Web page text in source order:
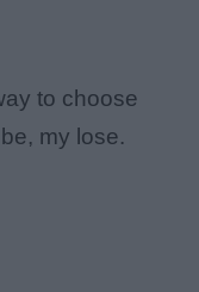
to choose
my lose.